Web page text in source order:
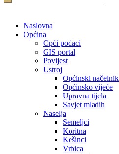
Naslovna
Općina
Opći podaci
GIS portal
Povijest
Ustroj
Općinski načelnik
Općinsko vijeće
Upravna tijela
Savjet mladih
Naselja
Semeljci
Koritna
Kešinci
Vrbica